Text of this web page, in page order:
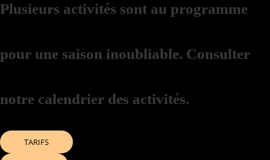
Plusieurs activités sont au programme
pour une saison inoubliable. Consulter
notre calendrier des activités.
TARIFS